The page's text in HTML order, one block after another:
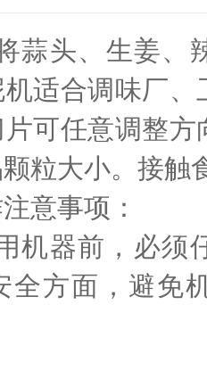
蒜头、生姜、
适合调味厂
可任意调整
粒大小。接触
意事项：
机器前，必须
全方面，避免